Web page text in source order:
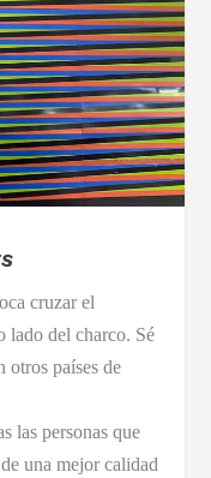
cruzar el
lado del charco. Sé
otros países de
las personas que
una mejor calidad